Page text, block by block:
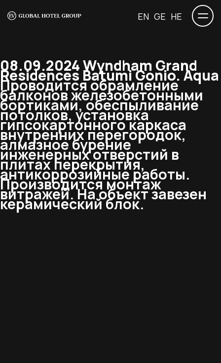
EN GE HE
08.09.2024 Wyndham Grand
Residences Batumi Gonio. Aqua
Проводится обрамление
балконов железобетонными
бортиками, обеспыливание
потолков, установка
гипсокартонного каркаса
внутренних перегородок,
алмазное бурение
инженерных отверстий в
плитах перекрытия,
антикоррозийные работы.
Производится монтаж
витражей. На объект завезен
керамический блок.